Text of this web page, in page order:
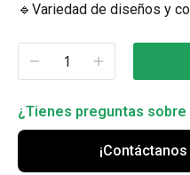
🔹Variedad de diseños y
¿Tienes preguntas